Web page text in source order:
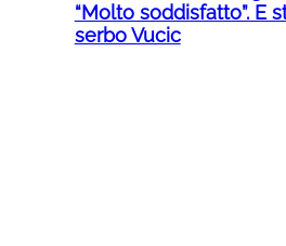
“Molto soddisfatto”. E
serbo Vucic